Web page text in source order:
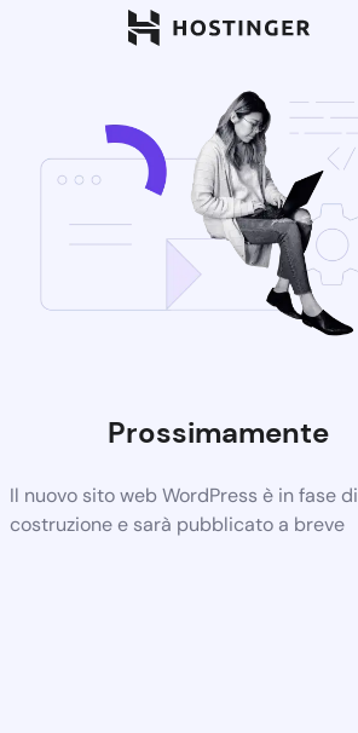
Prossimamente
Il nuovo sito web WordPress è in fase di
costruzione e sarà pubblicato a breve